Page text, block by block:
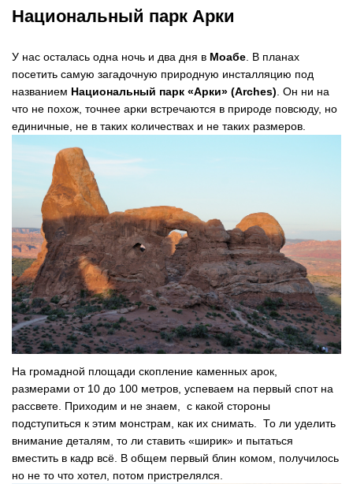
Национальный парк Арки
У нас осталась одна ночь и два дня в Моабе . В планах
посетить самую загадочную природную инсталляцию под
названием Национальный парк «Арки» (Arches) . Он ни на
что не похож, точнее арки встречаются в природе повсюду, но
единичные, не в таких количествах и не таких размеров.
На громадной площади скопление каменных арок,
размерами от 10 до 100 метров, успеваем на первый спот на
рассвете. Приходим и не знаем, с какой стороны
подступиться к этим монстрам, как их снимать. То ли уделить
внимание деталям, то ли ставить «ширик» и пытаться
вместить в кадр всё. В общем первый блин комом, получилось
но не то что хотел, потом пристрелялся.